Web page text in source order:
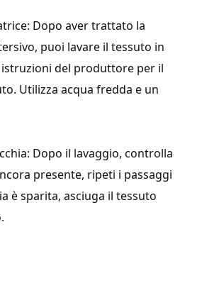
Dopo aver trattato la
puoi lavare il tessuto in
istruzioni del produttore per il
Utilizza acqua fredda e un
Dopo il lavaggio, controlla
presente, ripeti i passaggi
è sparita, asciuga il tessuto